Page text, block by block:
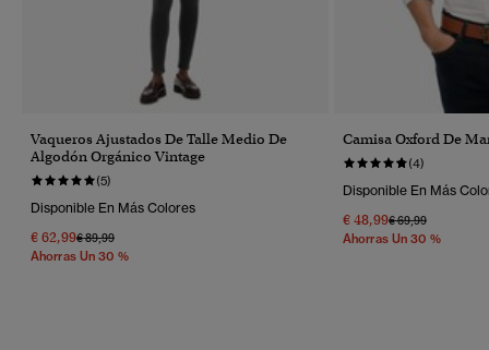
Vaqueros Ajustados De Talle Medio De
Algodón Orgánico Vintage
(5)
Disponible En Más Colores
€ 62,99Precio Rebajado De
€ 89,99A
Ahorras Un 30 %
Camisa Oxford De
(4)
Disponible En Más
€ 48,99Precio Rebajado
€ 69,99A
Ahorras Un 30 %